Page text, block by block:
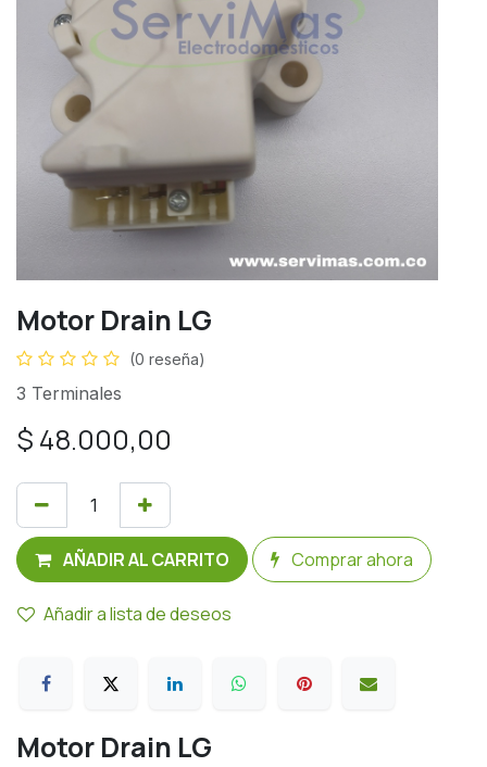
Motor Drain LG
(0 reseña)
3 Terminales
$ 48.000,00
AÑADIR AL CARRITO Comprar ahora
Añadir a lista de deseos
Motor Drain LG